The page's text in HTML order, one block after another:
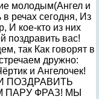
молодым(Ангел и
речах сегодня, Из
И кое-кто из них
поздравить вас!
так Как говорят в
дружно:
и Ангелочек!
ПОЗДРАВИТЬ
ПАРУ ФРАЗ! МЫ